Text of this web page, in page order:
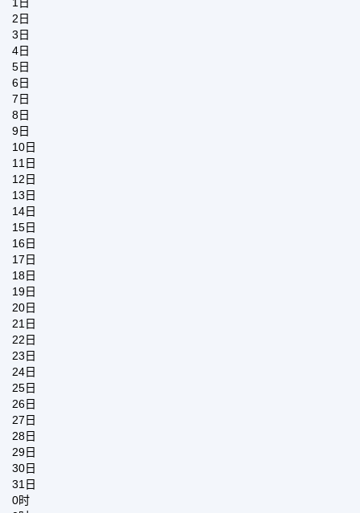
2日
3日
4日
5日
6日
7日
8日
9日
10日
11日
12日
13日
14日
15日
16日
17日
18日
19日
20日
21日
22日
23日
24日
25日
26日
27日
28日
29日
30日
31日
0时